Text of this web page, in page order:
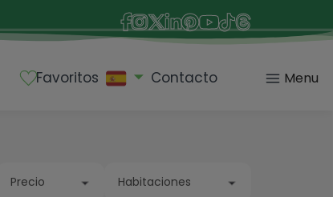
Favoritos Contacto Menu
Precio Habitaciones